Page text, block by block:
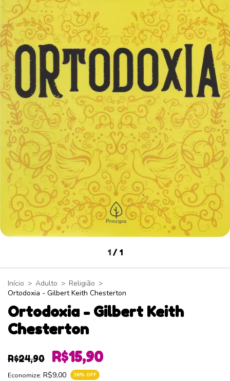
1 / 1
Início > Adulto > Religião >
Ortodoxia - Gilbert Keith Chesterton
Ortodoxia - Gilbert Keith
Chesterton
R$24,90 R$15,90
Economize: R$9,00 36% OFF